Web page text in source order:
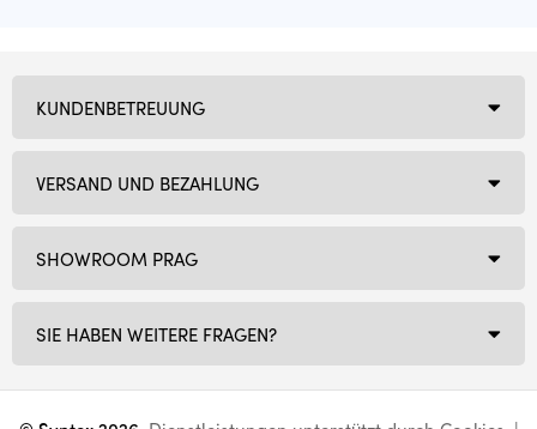
SHOWROOM PRAG
SIE HABEN WEITERE FRAGEN?
KUNDENBETREUUNG
VERSAND UND BEZAHLUNG